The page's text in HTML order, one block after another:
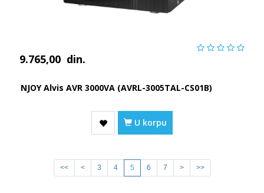
9.765,00 din.
NJOY Alvis AVR 3000VA (AVRL-3005TAL-CS01B)
U korpu
<< < 3 4 5 6 7 > >>